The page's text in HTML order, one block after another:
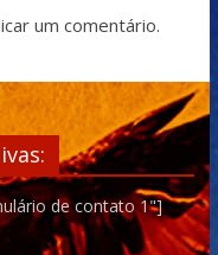
um comentário.
de contato 1"]